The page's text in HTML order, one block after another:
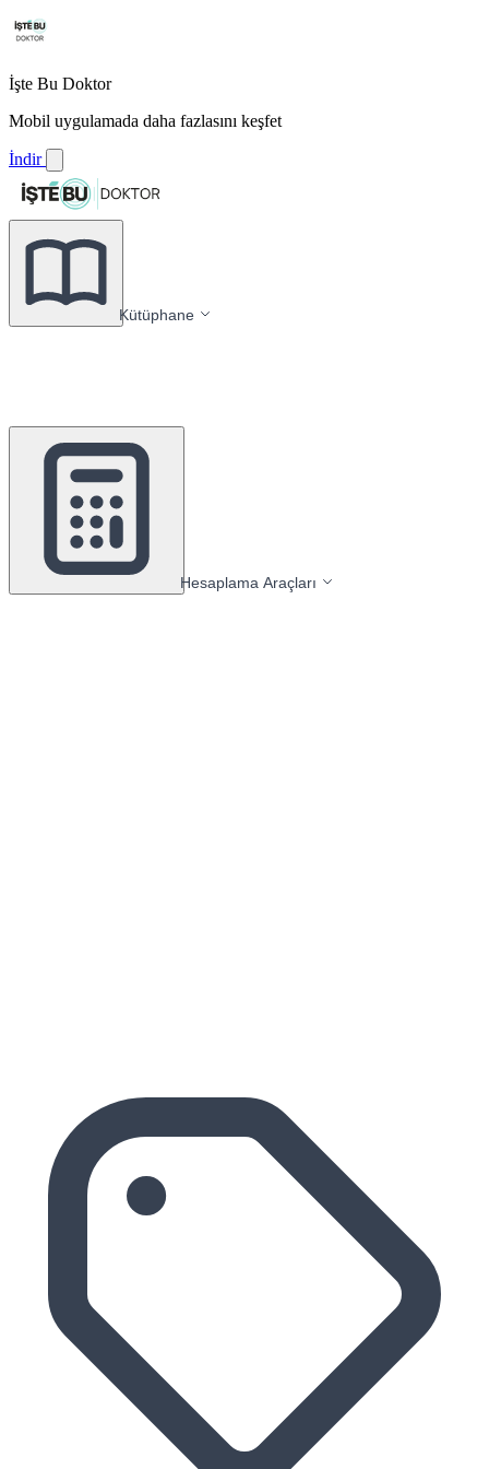
İşte Bu Doktor
Mobil uygulamada daha fazlasını keşfet
İndir
Kütüphane
Hesaplama Araçları